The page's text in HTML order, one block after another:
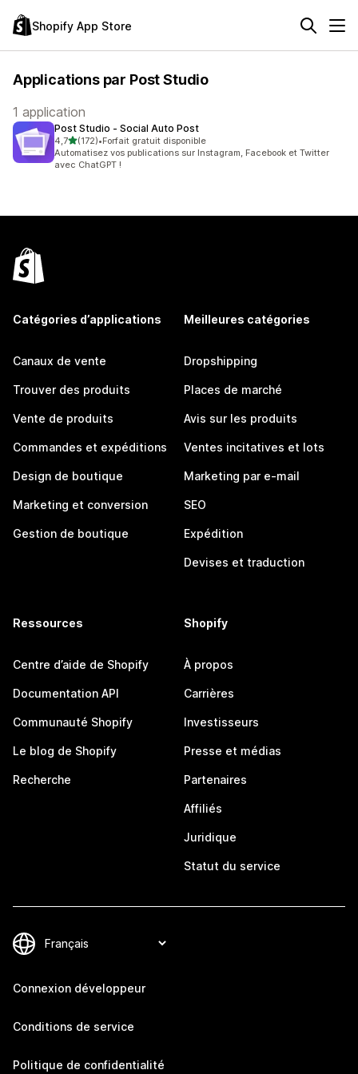
Shopify App Store
Applications par Post Studio
1 application
Post Studio ‑ Social Auto Post
4,7étoile(s) sur 5
(172)
172 avis au total
•Forfait gratuit disponible
Automatisez vos publications sur Instagram, Facebook et Twitter
avec ChatGPT !
Catégories d’applications
Canaux de vente
Trouver des produits
Vente de produits
Commandes et expéditions
Design de boutique
Marketing et conversion
Gestion de boutique
Meilleures catégories
Dropshipping
Places de marché
Avis sur les produits
Ventes incitatives et lots
Marketing par e-mail
SEO
Expédition
Devises et traduction
Ressources
Centre d’aide de Shopify
Documentation API
Communauté Shopify
Le blog de Shopify
Recherche
Shopify
À propos
Carrières
Investisseurs
Presse et médias
Partenaires
Affiliés
Juridique
Statut du service
Connexion développeur
Conditions de service
Politique de confidentialité